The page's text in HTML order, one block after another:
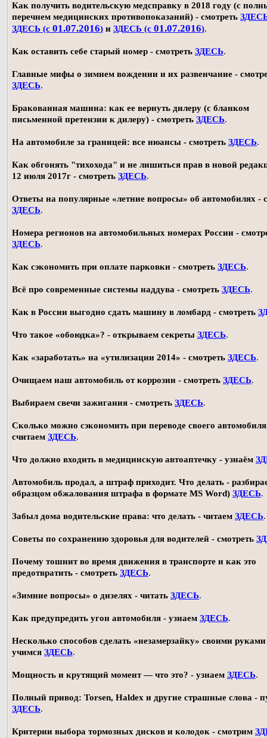
Как получить водительскую медсправку в 2018 году (с
перечнем медицинских противопоказаний) - смотреть
ЗДЕСЬ (с 01.07.2016) и ЗДЕСЬ (с 01.07.2016).
Как оставить себе старый номер - смотреть ЗДЕСЬ.
Главные мифы о зимнем вождении и их развенчание -
ЗДЕСЬ.
Бракованная машина: как ее вернуть дилеру (с бланком
письменной претензии к дилеру) - смотреть ЗДЕСЬ.
На автомобиле за границей: все нюансы - смотреть ЗДЕСЬ.
Как обгонять "тихохода" и не лишиться прав в новой
12 июля 2017г - смотреть ЗДЕСЬ.
Ответы на популярные «летние вопросы» об автомобилях -
ЗДЕСЬ.
Номера регионов на автомобильных номерах России -
ЗДЕСЬ.
Как сэкономить при оплате парковки - смотреть ЗДЕСЬ.
Всё про современные системы наддува - смотреть ЗДЕСЬ.
Как в России выгодно сдать машину в ломбард - смотреть
Что такое «обоюдка»? - открываем секреты ЗДЕСЬ.
Как «заработать» на «утилизации 2014» - смотреть ЗДЕСЬ.
Очищаем наш автомобиль от коррозии - смотреть ЗДЕСЬ.
Выбираем свечи зажигания - смотреть ЗДЕСЬ.
Сколько можно сэкономить при переводе своего автомобиля
считаем ЗДЕСЬ.
Что должно входить в медицинскую автоаптечку - узнаём
Автомобиль продал, а штраф приходит. Что делать -
образцом обжалования штрафа в формате MS Word) ЗДЕСЬ.
Забыл дома водительские права: что делать - читаем ЗДЕСЬ.
Советы по сохранению здоровья для водителей - смотреть
Почему тошнит во время движения в транспорте и как это
предотвратить - смотреть ЗДЕСЬ.
«Зимние вопросы» о дизелях - читать ЗДЕСЬ.
Как предупредить угон автомобиля - узнаем ЗДЕСЬ.
Несколько способов сделать «незамерзайку» своими
учимся ЗДЕСЬ.
Мощность и крутящий момент — что это? - узнаем ЗДЕСЬ.
Полный привод: Torsen, Haldex и другие страшные слова -
ЗДЕСЬ.
Критерии выбора тормозных дисков и колодок - смотрим